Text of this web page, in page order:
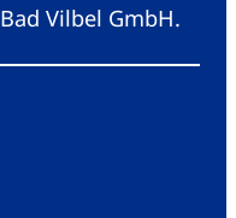
Vilbel GmbH.